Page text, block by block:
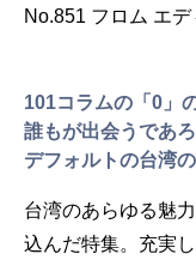
No.851 フロム エ
101コラムの「0」
誰もが出会うであ
デフォルトの台湾の
台湾のあらゆる魅
込んだ特集。充実